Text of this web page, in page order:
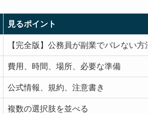
見るポイント
【完全版】公務員が副業でバレない
費用、時間、場所、必要な準備
公式情報、規約、注意書き
複数の選択肢を並べる